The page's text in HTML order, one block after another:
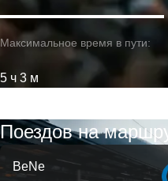
Максимальное время в пути:
5 ч 3 м
Поездов на
BeNe